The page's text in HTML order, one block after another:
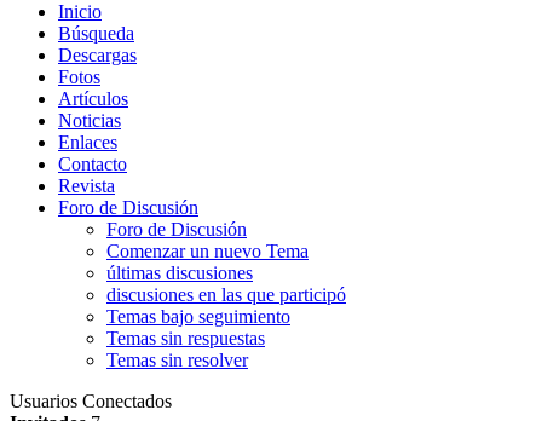
Inicio
Búsqueda
Descargas
Fotos
Artículos
Noticias
Enlaces
Contacto
Revista
Foro de Discusión
Foro de Discusión
Comenzar un nuevo Tema
últimas discusiones
discusiones en las que participó
Temas bajo seguimiento
Temas sin respuestas
Temas sin resolver
Usuarios Conectados